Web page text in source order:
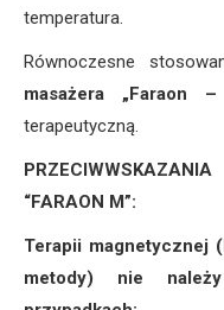
temperatura.
Równoczesne
masażera „Faraon
terapeutyczną.
“FARAON M”:
Terapii magnetycznej
metody) nie